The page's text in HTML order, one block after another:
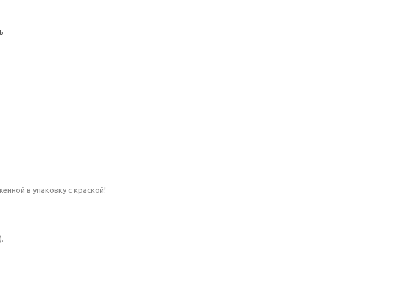
в упаковку с краской!